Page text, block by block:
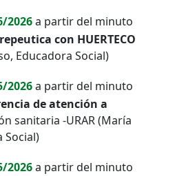
2026a partir del minuto
con HUERTECO
Educadora Social)
2026a partir del minuto
de atención a
sanitaria -URAR (María
Social)
2026a partir del minuto